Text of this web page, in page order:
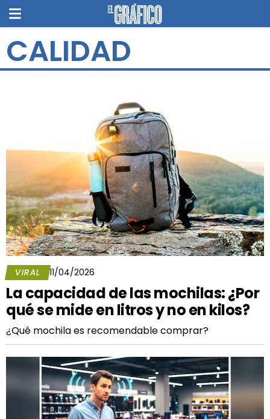
CALIDAD
VIRAL 11/04/2026
La capacidad de las mochilas: ¿Por
qué se mide en litros y no en kilos?
¿Qué mochila es recomendable comprar?